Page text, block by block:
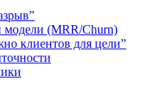
модели (MRR/Churn)
клиентов для цели”